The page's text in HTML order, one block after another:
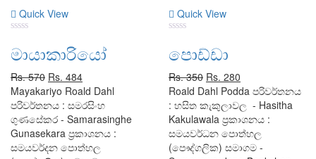
Quick View
out
of
මායාකාරියෝ
Rs.570 Original
price
was:
Rs. 570.
Rs. 484Current
price
is:
Rs. 484.
Mayakariyo Roald Dahl
පරිවර්තනය : සමරසිංහ
ගුණසේකර - Samarasinghe
Gunasekara ප්‍රකාශනය :
සමයවර්දන පොත්හල
Quick View
out
of
පොඩ්ඩා
Rs.350 Original
price
was:
Rs. 350.
Rs. 280
price
is:
Rs. 280.
Roald Dahl Podda පරිවර්තනය
: හසිත කැකුලාවල - Hasitha
Kakulawala ප්‍රකාශනය :
සමයවර්ධන පොත්හල
(පෞද්ගලික) සමාගම -